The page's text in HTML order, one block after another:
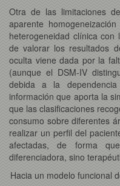
Otra de las limitaciones
aparente
heterogeneidad clínica
de valorar los resultados
oculta viene dada por la
(aunque el DSM-IV
debida a la
información que aporta la
que las clasificaciones
consumo sobre diferentes
realizar un perfil del
afectadas, de forma
diferenciadora, sino
Hacia un modelo funcional